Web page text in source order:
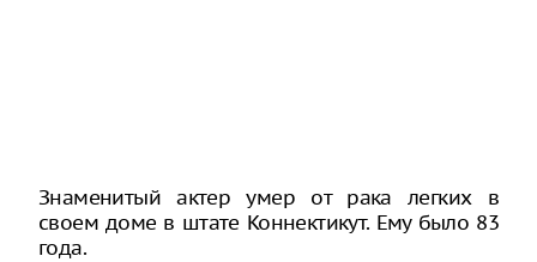
Знаменитый актер умер от рака легких в
своем доме в штате Коннектикут. Ему было 83
года.